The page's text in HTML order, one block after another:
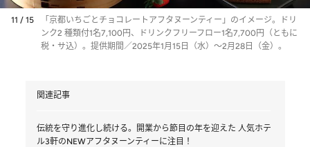
11 / 15
「京都いちごとチョコレートアフタヌーンティー」のイメージ。ドリ
ンク2 種類付1名7,100円、ドリンクフリーフロー1名7,700円（ともに
税・サ込）。提供期間／2025年1月15日（水）～2月28日（金）。
関連記事
伝統を守り進化し続ける。開業から節目の年を迎えた 人気ホテ
ル3軒のNEWアフタヌーンティーに注目！